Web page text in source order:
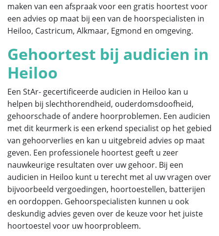
maken van een afspraak voor een gratis hoortest voor
een advies op maat bij een van de hoorspecialisten in
Heiloo, Castricum, Alkmaar, Egmond en omgeving.
Gehoortest bij audicien in
Heiloo
Een StAr- gecertificeerde audicien in Heiloo kan u
helpen bij slechthorendheid, ouderdomsdoofheid,
gehoorschade of andere hoorproblemen. Een audicien
met dit keurmerk is een erkend specialist op het gebied
van gehoorverlies en kan u uitgebreid advies op maat
geven. Een professionele hoortest geeft u zeer
nauwkeurige resultaten over uw gehoor. Bij een
audicien in Heiloo kunt u terecht met al uw vragen over
bijvoorbeeld vergoedingen, hoortoestellen, batterijen
en oordoppen. Gehoorspecialisten kunnen u ook
deskundig advies geven over de keuze voor het juiste
hoortoestel voor uw hoorprobleem.